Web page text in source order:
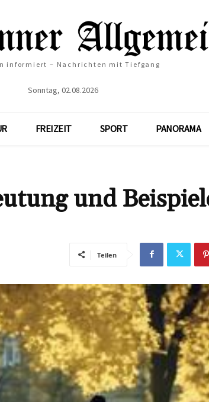
informiert – Nachrichten mit Tiefgang
Sonntag, 02.08.2026
FREIZEIT SPORT PANORAMA
und
Teilen